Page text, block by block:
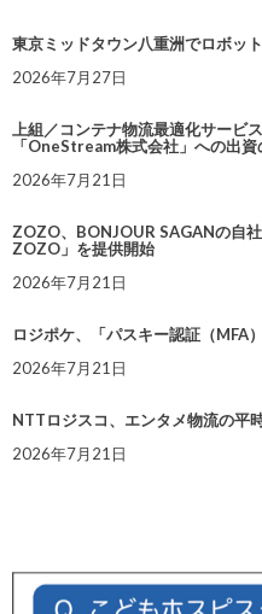
東京ミッドタウン八重洲でロボッ
2026年7月27日
上組／コンテナ物流最適化サービ
「OneStream株式会社」への出資
2026年7月21日
ZOZO、BONJOUR SAGANの自
ZOZO」を提供開始
2026年7月21日
ロジポケ、「パスキー認証（MFA
2026年7月21日
NTTロジスコ、エンタメ物流の
2026年7月21日